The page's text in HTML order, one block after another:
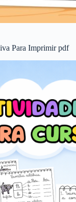
Para Imprimir pdf